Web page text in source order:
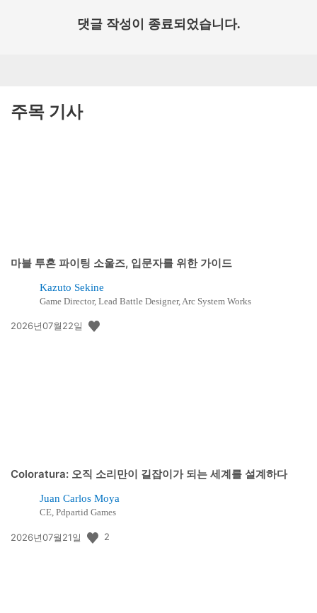
댓글 작성이 종료되었습니다.
주목 기사
마블 투혼 파이팅 소울즈, 입문자를 위한 가이드
Kazuto Sekine
Game Director, Lead Battle Designer, Arc System Works
공
2026년07월22일
Coloratura: 오직 소리만이 길잡이가 되는 세계를 설계하다
Juan Carlos Moya
CE, Pdpartid Games
공
2026년07월21일 2